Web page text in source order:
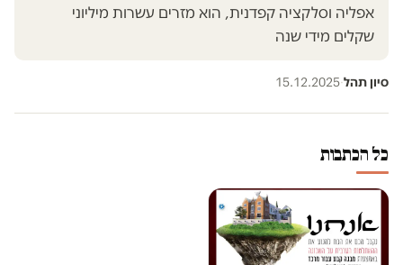
אפליה וסלקציה קפדנית, הוא מזרים עשרות מיליוני
שקלים מידי שנה
סיון תהל·
15.12.2025
כל הכתבות